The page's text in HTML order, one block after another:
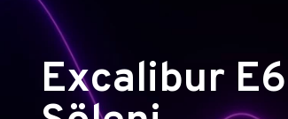
Excalibur